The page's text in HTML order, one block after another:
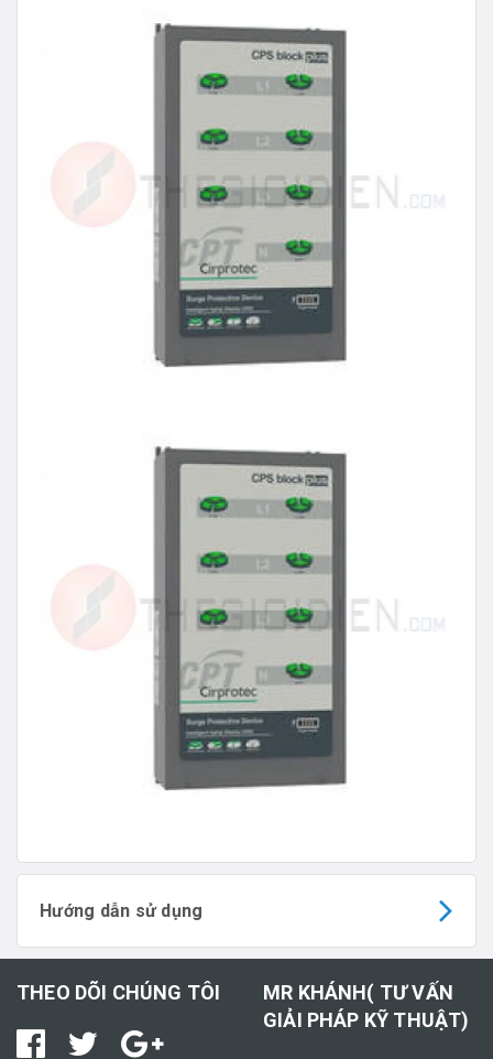
Hướng dẫn sử dụng
THEO DÕI CHÚNG TÔI
MR KHÁNH( TƯ VẤN
GIẢI PHÁP KỸ THUẬT)